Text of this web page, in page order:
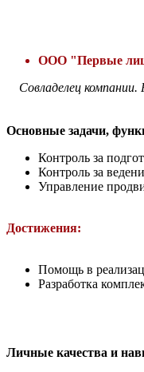
ООО "Первые
Совладелец компании.
Основные задачи,
Контроль за
Контроль за
Управление
Достижения:
Помощь в
Разработка
Личные качества и